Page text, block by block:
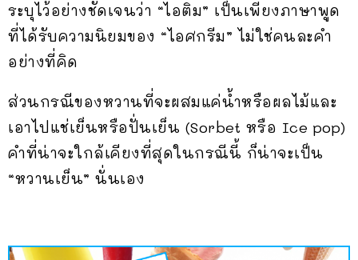
ระบุไว้อย่างชัดเจนว่า “ไอติม” เป็นเพียงภาษาพูด
ที่ได้รับความนิยมของ “ไอศกรีม” ไม่ใช่คนละคำ
อย่างที่คิด
ส่วนกรณีของหวานที่จะผสมแค่น้ำหรือผลไม้และ
เอาไปแช่เย็นหรือปั่นเย็น (Sorbet หรือ Ice pop)
คำที่น่าจะใกล้เคียงที่สุดในกรณีนี้ ก็น่าจะเป็น
“หวานเย็น” นั่นเอง